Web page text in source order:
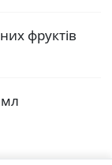
фруктів